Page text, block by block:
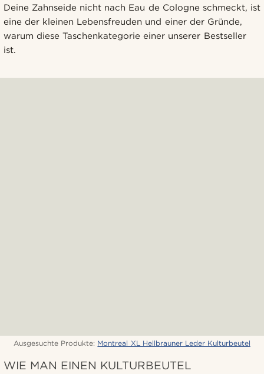
Deine Zahnseide nicht nach Eau de Cologne schmeckt, ist
eine der kleinen Lebensfreuden und einer der Gründe,
warum diese Taschenkategorie einer unserer Bestseller
ist.
Ausgesuchte Produkte: Montreal XL Hellbrauner Leder Kulturbeutel
WIE MAN EINEN KULTURBEUTEL